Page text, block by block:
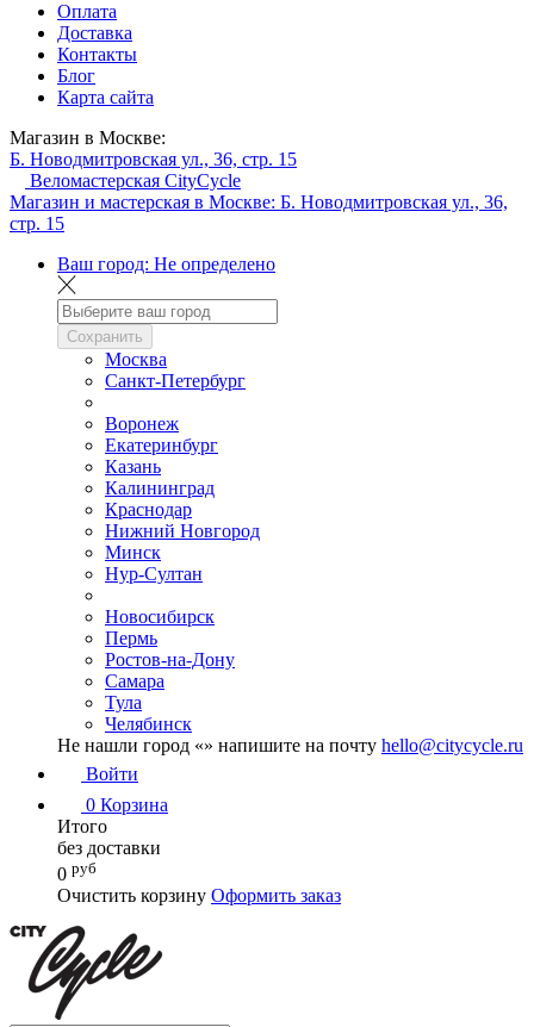
Оплата
Доставка
Контакты
Блог
Карта сайта
Магазин в Москве:
Б. Новодмитровская ул., 36, стр. 15
Веломастерская CityCycle
Магазин и мастерская в Москве: Б. Новодмитровская ул., 36,
стр. 15
Ваш город: Не определено
Сохранить
Москва
Санкт-Петербург
Воронеж
Екатеринбург
Казань
Калининград
Краснодар
Нижний Новгород
Минск
Нур-Султан
Новосибирск
Пермь
Ростов-на-Дону
Самара
Тула
Челябинск
Не нашли город «» напишите на почту hello@citycycle.ru
Войти
0 Корзина
Итого
без доставки
0 руб
Очистить корзину Оформить заказ